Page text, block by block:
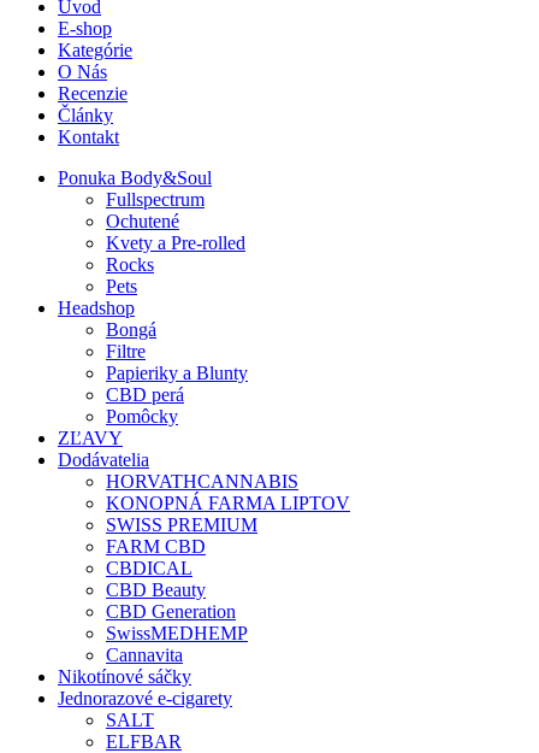
Úvod
E-shop
Kategórie
O Nás
Recenzie
Články
Kontakt
Ponuka Body&Soul
Fullspectrum
Ochutené
Kvety a Pre-rolled
Rocks
Pets
Headshop
Bongá
Filtre
Papieriky a Blunty
CBD perá
Pomôcky
ZĽAVY
Dodávatelia
HORVATHCANNABIS
KONOPNÁ FARMA LIPTOV
SWISS PREMIUM
FARM CBD
CBDICAL
CBD Beauty
CBD Generation
SwissMEDHEMP
Cannavita
Nikotínové sáčky
Jednorazové e-cigarety
SALT
ELFBAR